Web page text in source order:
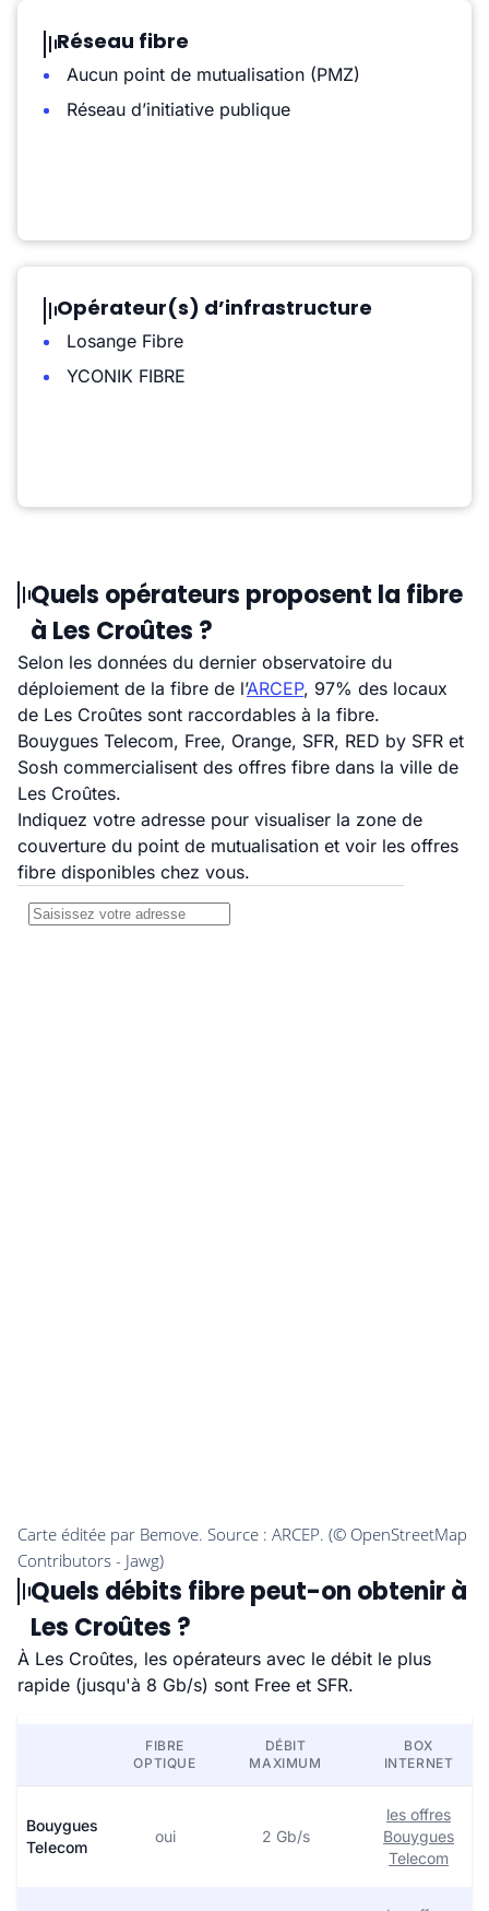
Réseau fibre
Aucun point de mutualisation (PMZ)
Réseau d’initiative publique
Opérateur(s) d’infrastructure
Losange Fibre
YCONIK FIBRE
Quels opérateurs proposent la fibre
à Les Croûtes ?
Selon les données du dernier observatoire du
déploiement de la fibre de l’ARCEP, 97% des locaux
de Les Croûtes sont raccordables à la fibre.
Bouygues Telecom, Free, Orange, SFR, RED by SFR et
Sosh commercialisent des offres fibre dans la ville de
Les Croûtes.
Indiquez votre adresse pour visualiser la zone de
couverture du point de mutualisation et voir les offres
fibre disponibles chez vous.
Quels débits fibre peut-on obtenir à
Les Croûtes ?
À Les Croûtes, les opérateurs avec le débit le plus
rapide (jusqu'à 8 Gb/s) sont Free et SFR.
FIBRE
OPTIQUE
DÉBIT
MAXIMUM
BOX
INTERNET
Bouygues
Telecom
oui 2 Gb/s
les offres
Bouygues
Telecom